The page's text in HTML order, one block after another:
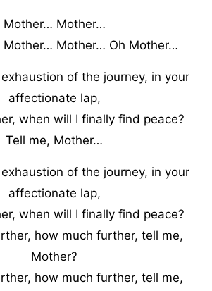
Mother… Mother…
Mother… Mother… Oh Mother…
of the journey, in your
affectionate lap,
when will I finally find peace?
Tell me, Mother…
of the journey, in your
affectionate lap,
when will I finally find peace?
how much further, tell me,
Mother?
how much further, tell me,